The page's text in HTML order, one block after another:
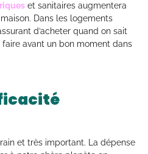
et sanitaires augmentera
Dans les logements
d’acheter quand on sait
faire avant un bon moment dans
et très important. La dépense